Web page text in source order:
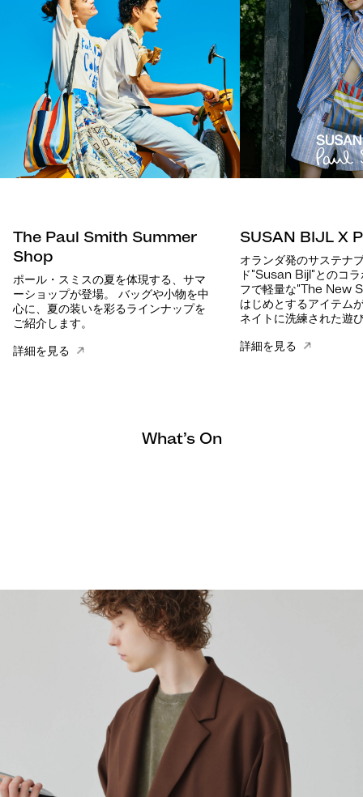
The Paul Smith Summer
Shop
ポール・スミスの夏を体現する、サマ
ーショップが登場。 バッグや小物を中
心に、夏の装いを彩るラインナップを
ご紹介します。
詳細を見る
SUSAN BIJL X
オランダ発のサステナ
ド"Susan Bijl"とのコ
フで軽量な"The New
はじめとするアイテム
ネイトに洗練された遊
詳細を見る
What’s On